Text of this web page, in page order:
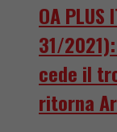
OA PLUS
31/
cede il
ritorna